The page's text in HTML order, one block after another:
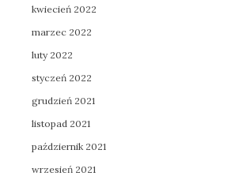
kwiecień 2022
marzec 2022
luty 2022
styczeń 2022
grudzień 2021
listopad 2021
październik 2021
wrzesień 2021